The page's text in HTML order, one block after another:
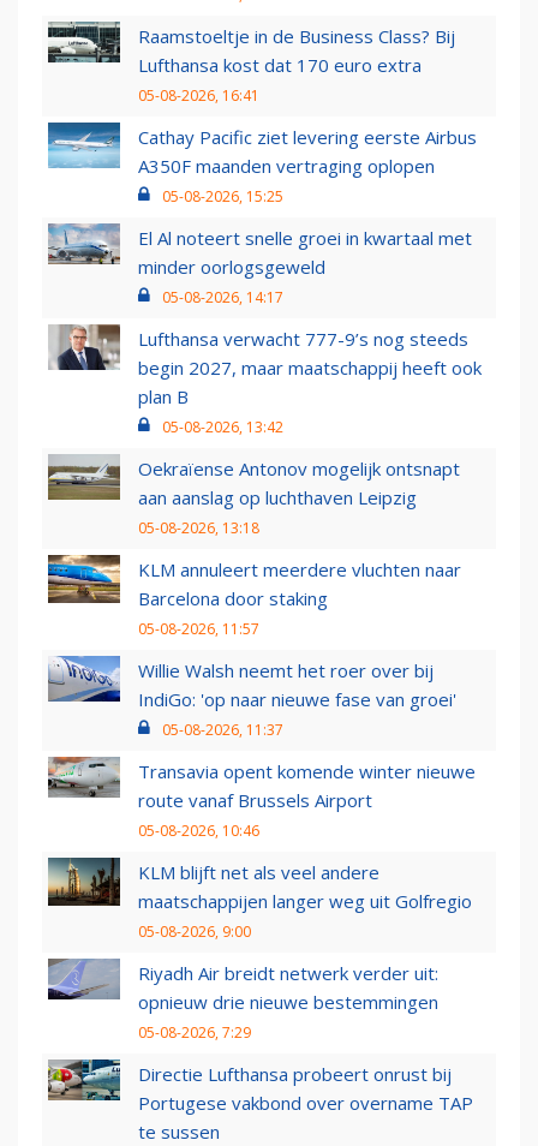
Raamstoeltje in de Business Class? Bij
Lufthansa kost dat 170 euro extra
05-08-2026, 16:41
Cathay Pacific ziet levering eerste Airbus
A350F maanden vertraging oplopen
05-08-2026, 15:25
El Al noteert snelle groei in kwartaal met
minder oorlogsgeweld
05-08-2026, 14:17
Lufthansa verwacht 777-9’s nog steeds
begin 2027, maar maatschappij heeft ook
plan B
05-08-2026, 13:42
Oekraïense Antonov mogelijk ontsnapt
aan aanslag op luchthaven Leipzig
05-08-2026, 13:18
KLM annuleert meerdere vluchten naar
Barcelona door staking
05-08-2026, 11:57
Willie Walsh neemt het roer over bij
IndiGo: 'op naar nieuwe fase van groei'
05-08-2026, 11:37
Transavia opent komende winter nieuwe
route vanaf Brussels Airport
05-08-2026, 10:46
KLM blijft net als veel andere
maatschappijen langer weg uit Golfregio
05-08-2026, 9:00
Riyadh Air breidt netwerk verder uit:
opnieuw drie nieuwe bestemmingen
05-08-2026, 7:29
Directie Lufthansa probeert onrust bij
Portugese vakbond over overname TAP
te sussen